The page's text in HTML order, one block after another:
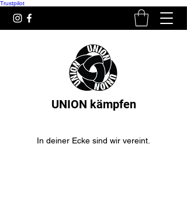
Trustpilot
UNION kämpfen
In deiner Ecke sind wir vereint.